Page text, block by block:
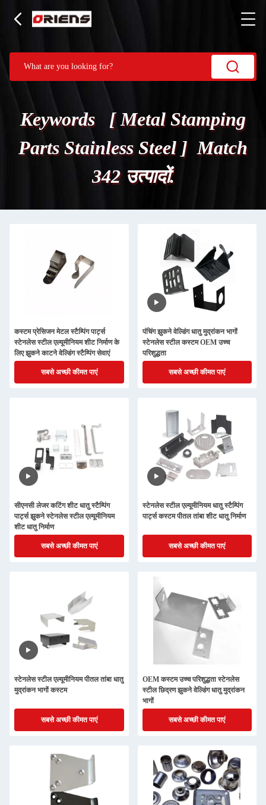
Keywords [ Metal Stamping
Parts Stainless Steel ] Match
342 उत्पादों.
कस्टम प्रेसिजन मेटल स्टैम्पिंग पार्ट्स
स्टेनलेस स्टील एल्यूमीनियम शीट निर्माण के
लिए झुकने काटने वेल्डिंग स्टैम्पिंग सेवाएं
सबसे अच्छी कीमत पाएं
पंचिंग झुकने वेल्डिंग धातु मुद्रांकन भागों
स्टेनलेस स्टील कस्टम OEM उच्च
परिशुद्धता
सबसे अच्छी कीमत पाएं
सीएनसी लेजर कटिंग शीट धातु स्टैम्पिंग
पार्ट्स झुकने स्टेनलेस स्टील एल्यूमीनियम
शीट धातु निर्माण
सबसे अच्छी कीमत पाएं
स्टेनलेस स्टील एल्यूमीनियम धातु स्टैम्पिंग
पार्ट्स कस्टम पीतल तांबा शीट धातु निर्माण
सबसे अच्छी कीमत पाएं
स्टेनलेस स्टील एल्यूमीनियम पीतल तांबा धातु
मुद्रांकन भागों कस्टम
सबसे अच्छी कीमत पाएं
OEM कस्टम उच्च परिशुद्धता स्टेनलेस
स्टील छिद्रण झुकने वेल्डिंग धातु मुद्रांकन
भागों
सबसे अच्छी कीमत पाएं